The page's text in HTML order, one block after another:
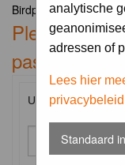
analytische
adressen of
Lees hier
privacybeleid
Standaard
Birdpix.nl Forum Index
Please
password to
Username: